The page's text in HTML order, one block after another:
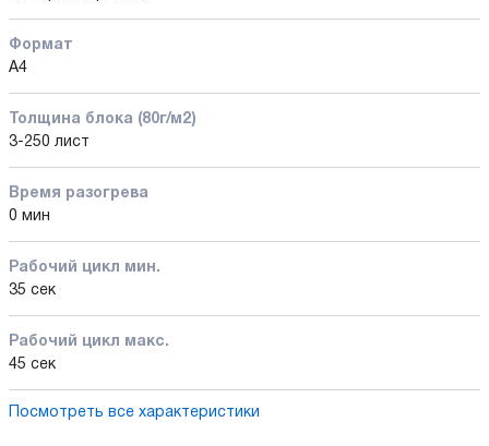
Формат
А4
Толщина блока (80г/м2)
3-250 лист
Время разогрева
0 мин
Рабочий цикл мин.
35 сек
Рабочий цикл макс.
45 сек
Посмотреть все характеристики